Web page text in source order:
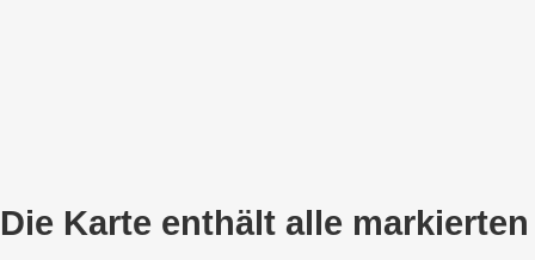
Die Karte enthält alle